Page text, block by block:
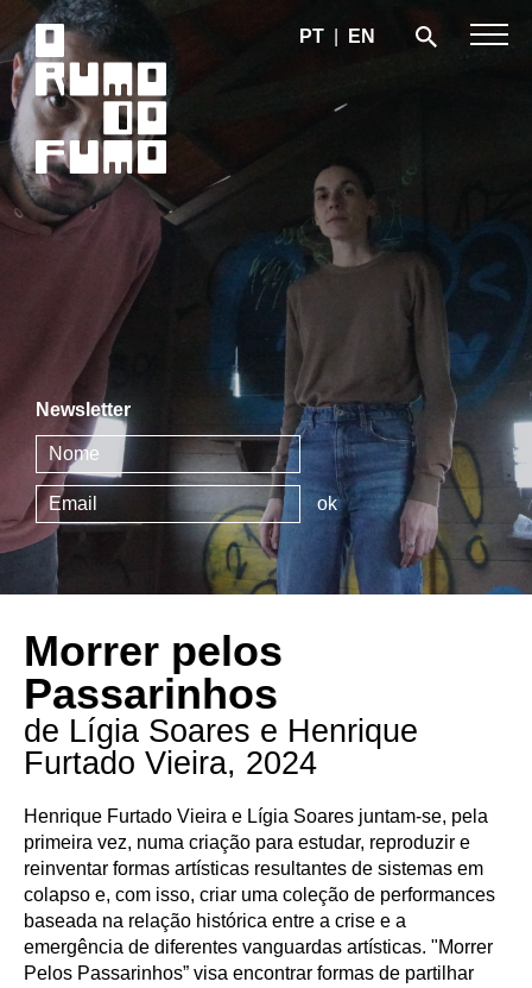
Newsletter
ok
PT EN
Morrer pelos
Passarinhos
de Lígia Soares e Henrique
Furtado Vieira, 2024
Henrique Furtado Vieira e Lígia Soares juntam-se, pela
primeira vez, numa criação para estudar, reproduzir e
reinventar formas artísticas resultantes de sistemas em
colapso e, com isso, criar uma coleção de performances
baseada na relação histórica entre a crise e a
emergência de diferentes vanguardas artísticas. "Morrer
Pelos Passarinhos” visa encontrar formas de partilhar